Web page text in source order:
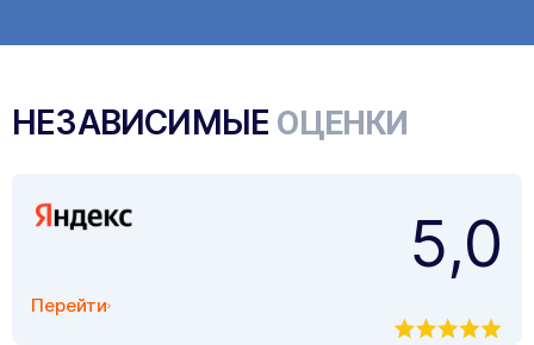
НЕЗАВИСИМЫЕ ОЦЕНКИ
Перейти
5,0